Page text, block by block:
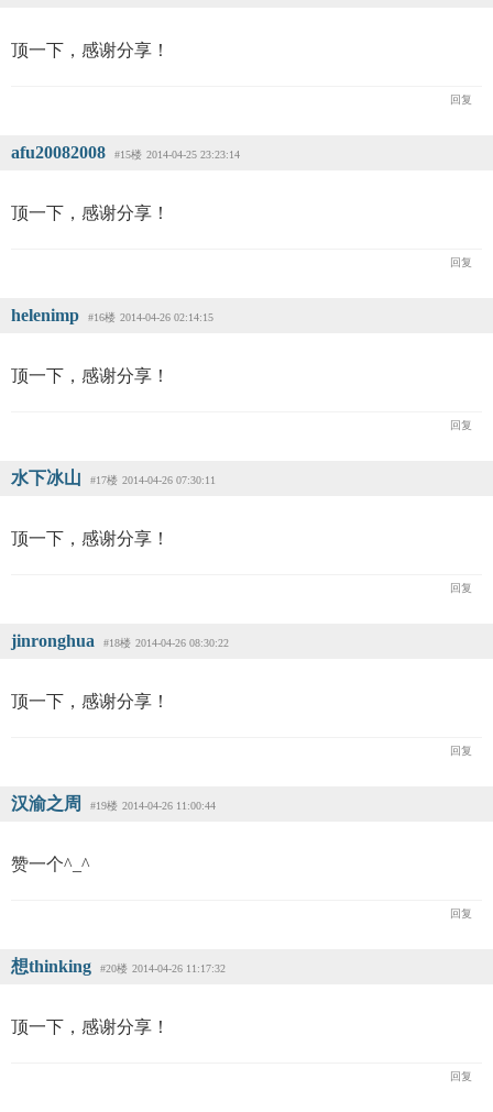
顶一下，感谢分享！
回复
afu20082008 #15楼 2014-04-25 23:23:14
顶一下，感谢分享！
回复
helenimp #16楼 2014-04-26 02:14:15
顶一下，感谢分享！
回复
水下冰山 #17楼 2014-04-26 07:30:11
顶一下，感谢分享！
回复
jinronghua #18楼 2014-04-26 08:30:22
顶一下，感谢分享！
回复
汉渝之周 #19楼 2014-04-26 11:00:44
赞一个^_^
回复
想thinking #20楼 2014-04-26 11:17:32
顶一下，感谢分享！
回复